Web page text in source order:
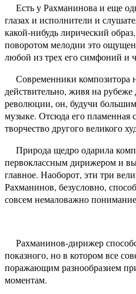
Есть у Рахманинова и еще
глазах и исполнители и
какой-нибудь лирический
поворотом мелодии это
любой из трех его симфоний и
Современники композитора
действительно, живя на
революции, он, будучи
музыке. Отсюда его пламенная
творчество другого великого
Природа щедро одарила
первоклассным дирижером и
главное. Наоборот, эти три
Рахманинов, безусловно,
совсем немаловажно понимание
Рахманинов-дирижер
показного, но в котором все
поражающим разнообразием
моментам.